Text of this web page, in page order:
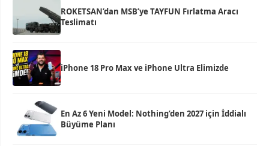
ROKETSAN’dan MSB’ye TAYFUN Fırlatma Aracı
Teslimatı
iPhone 18 Pro Max ve iPhone Ultra Elimizde
En Az 6 Yeni Model: Nothing’den 2027 için İddialı
Büyüme Planı